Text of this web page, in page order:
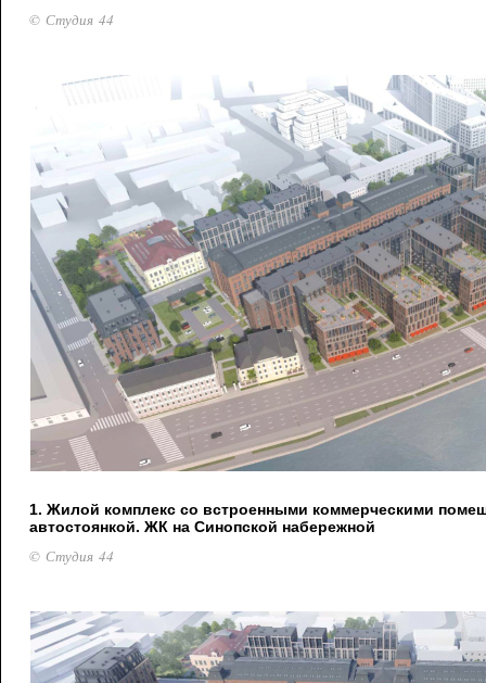
© Студия 44
1. Жилой комплекс со встроенными коммерческими
автостоянкой. ЖК на Синопской набережной
© Студия 44